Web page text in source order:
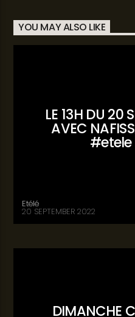
YOU MAY ALSO LIKE
LE 13H DU 20
AVEC
Etélé
20 SEPTEMBER 2022
DIMANCHE